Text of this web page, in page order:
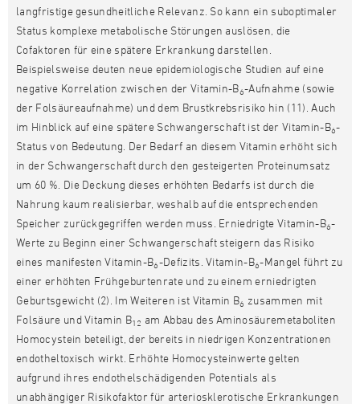
langfristige gesundheitliche Relevanz. So kann ein suboptimaler
Status komplexe metabolische Störungen auslösen, die
Cofaktoren für eine spätere Erkrankung darstellen.
Beispielsweise deuten neue epidemiologische Studien auf eine
negative Korrelation zwischen der Vitamin-B6-Aufnahme (sowie
der Folsäureaufnahme) und dem Brustkrebsrisiko hin (11). Auch
im Hinblick auf eine spätere Schwangerschaft ist der Vitamin-B6-
Status von Bedeutung. Der Bedarf an diesem Vitamin erhöht sich
in der Schwangerschaft durch den gesteigerten Proteinumsatz
um 60 %. Die Deckung dieses erhöhten Bedarfs ist durch die
Nahrung kaum realisierbar, weshalb auf die entsprechenden
Speicher zurückgegriffen werden muss. Erniedrigte Vitamin-B6-
Werte zu Beginn einer Schwangerschaft steigern das Risiko
eines manifesten Vitamin-B6-Defizits. Vitamin-B6-Mangel führt zu
einer erhöhten Frühgeburtenrate und zu einem erniedrigten
Geburtsgewicht (2). Im Weiteren ist Vitamin B6 zusammen mit
Folsäure und Vitamin B12 am Abbau des Aminosäuremetaboliten
Homocystein beteiligt, der bereits in niedrigen Konzentrationen
endotheltoxisch wirkt. Erhöhte Homocysteinwerte gelten
aufgrund ihres endothelschädigenden Potentials als
unabhängiger Risikofaktor für arteriosklerotische Erkrankungen